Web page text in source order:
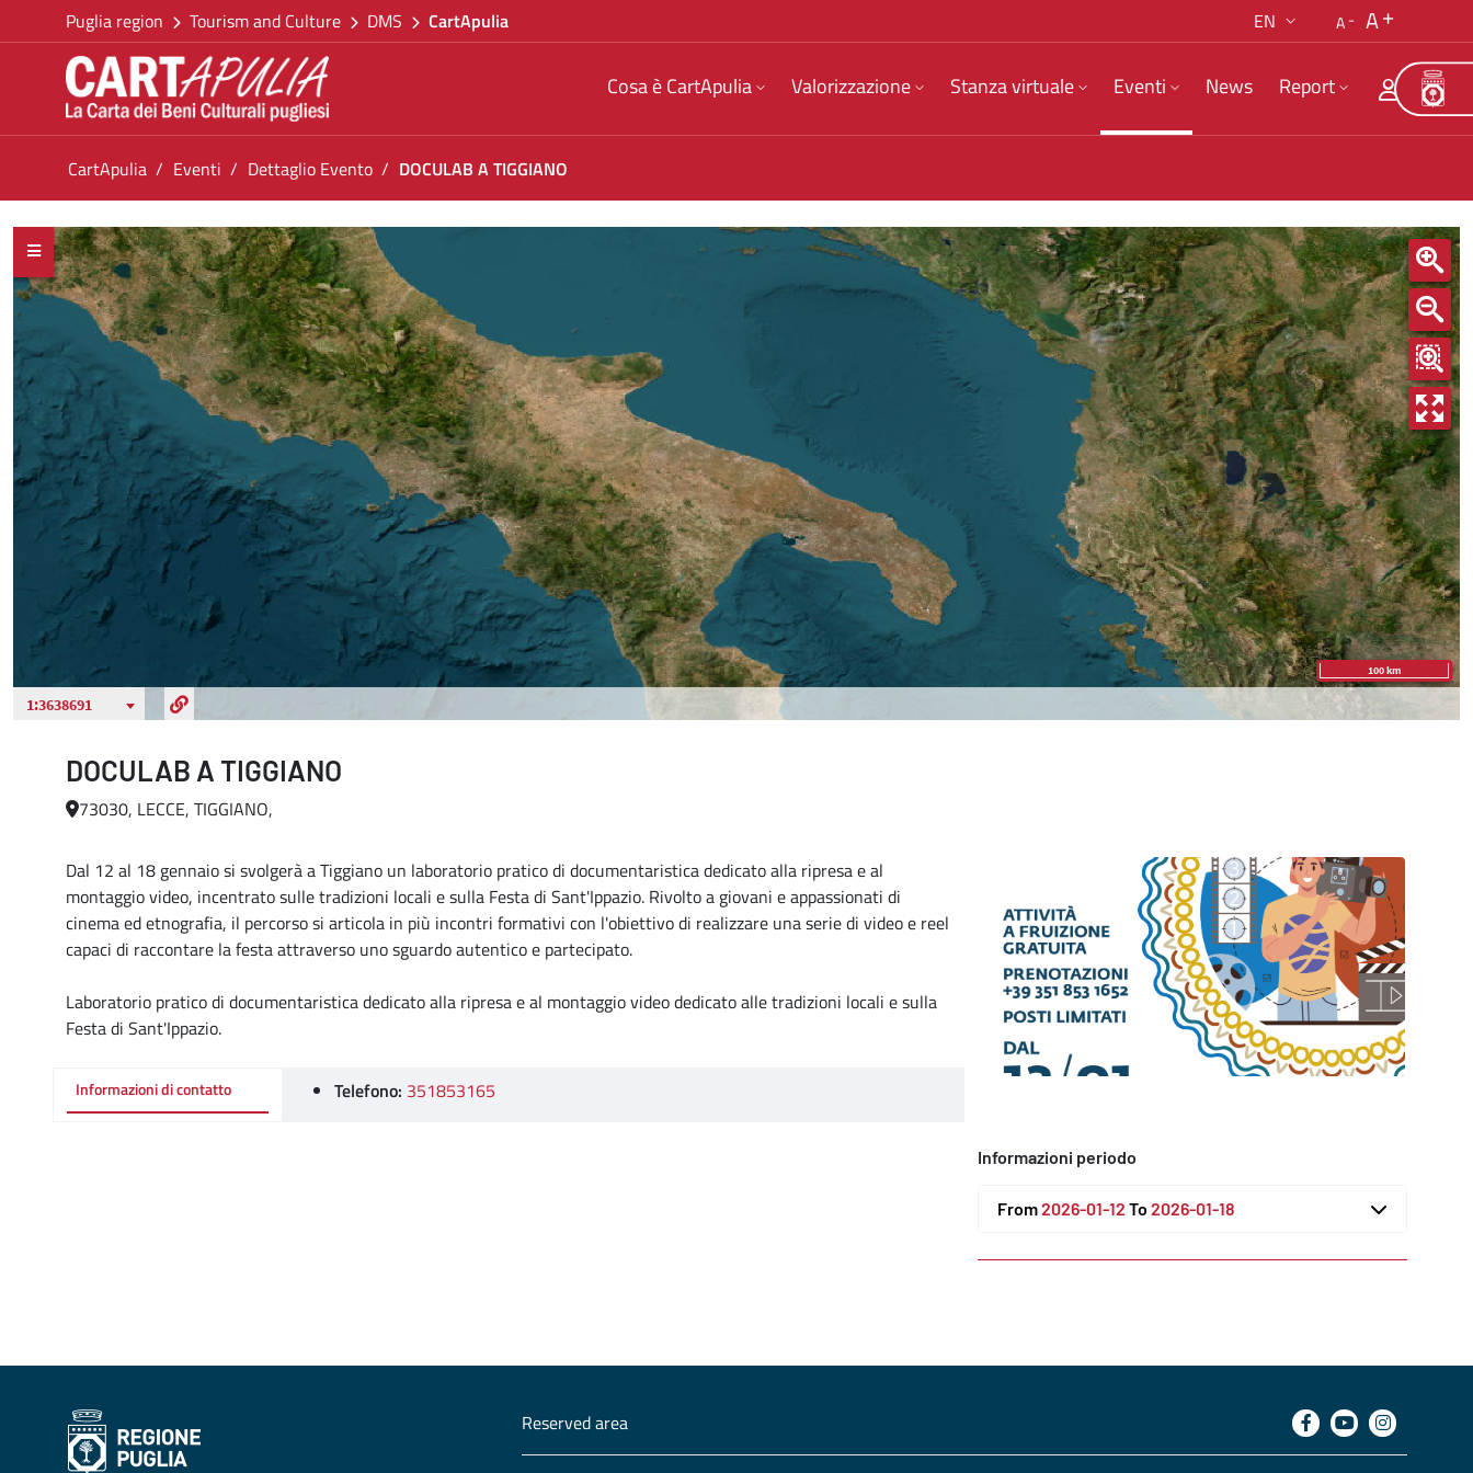
Skip to Content
Go back to the homepage
Go to navigation menu
Go to content
Go to the footer
Puglia region Tourism and Culture DMS CartApulia EN A A
Cosa è CartApulia Valorizzazione Stanza virtuale Eventi News Report
You are in:
CartApulia Eventi Dettaglio Evento DOCULAB A TIGGIANO
DOCULAB A TIGGIANO
DOCULAB A TIGGIANO
73030, LECCE, TIGGIANO,
Dal 12 al 18 gennaio si svolgerà a Tiggiano un laboratorio pratico di documentaristica dedicato alla ripresa e al
montaggio video, incentrato sulle tradizioni locali e sulla Festa di Sant'Ippazio. Rivolto a giovani e appassionati di
cinema ed etnografia, il percorso si articola in più incontri formativi con l'obiettivo di realizzare una serie di video e reel
capaci di raccontare la festa attraverso uno sguardo autentico e partecipato.
Laboratorio pratico di documentaristica dedicato alla ripresa e al montaggio video dedicato alle tradizioni locali e sulla
Festa di Sant'Ippazio.
Informazioni di contatto Telefono: 351853165
Informazioni periodo
From2026-01-12 To 2026-01-18
Reserved area